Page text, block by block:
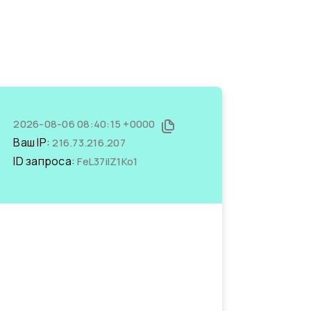
2026-08-06 08:40:15 +0000
Ваш IP:216.73.216.207
ID запроса:FeL37iIZ1Ko1